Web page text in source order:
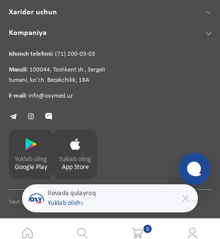
Ilovada qulayroq
Yuklab olish
Ishonch telefoni: (71) 200-03-03
Manzil: 100044, Toshkent sh., Sergeli
tumani, koʻch. Bezakchilik, 18A
E-mail: info@oxymed.uz
Xaridor uchun
Kompaniya
Yuklab oling
Google Play
Yuklab oling
App Store
Sayt yaratuvchipharmit.uz
0